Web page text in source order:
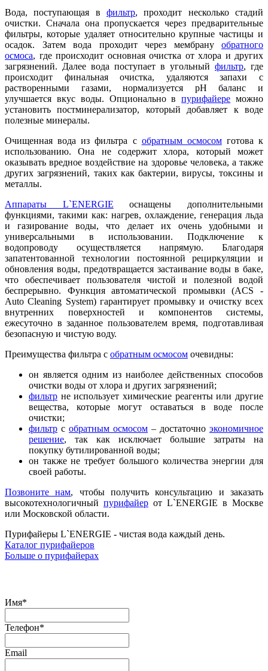
Вода, поступающая в фильтр, проходит несколько стадий
очистки. Сначала она пропускается через предварительные
фильтры, которые удаляет относительно крупные частицы и
осадок. Затем вода проходит через мембрану обратного
осмоса, где происходит основная очистка от хлора и других
загрязнений. Далее вода поступает в угольный фильтр, где
происходит финальная очистка, удаляются запахи с
растворенными газами, нормализуется pH баланс и
улучшается вкус воды. Опционально впурифайере можно
установить постминерализатор, который добавляет к воде
полезные минералы.
Очищенная вода из фильтра с обратным осмосомготова к
использованию. Она не содержит хлора, который может
оказывать вредное воздействие на здоровье человека, а также
других загрязнений, таких как бактерии, вирусы, токсины и
металлы.
Аппараты L`ENERGIE оснащены дополнительными
функциями, такими как: нагрев, охлаждение, генерация льда
и газирование воды, что делает их очень удобными и
универсальными в использовании. Подключение к
водопроводу осуществляется напрямую. Благодаря
запатентованной технологии постоянной рециркуляции и
обновления воды, предотвращается застаивание воды в баке,
что обеспечивает пользователя чистой и полезной водой
беспрерывно. Функция автоматической промывки (ACS -
Auto Cleaning System) гарантирует промывку и очистку всех
внутренних поверхностей и компонентов системы,
ежесуточно в заданное пользователем время, подготавливая
безопасную и чистую воду.
Преимущества фильтра с обратным осмосом очевидны:
он является одним из наиболее действенных способов
очистки воды от хлора и других загрязнений;
фильтр не использует химические реагенты или другие
вещества, которые могут оставаться в воде после
очистки;
фильтр с обратным осмосом – достаточно экономичное
решение, так как исключает большие затраты на
покупку бутилированной воды;
он также не требует большого количества энергии для
своей работы.
Позвоните нам, чтобы получить консультацию и заказать
высокотехнологичный пурифайер от L`ENERGIE в Москве
или Московской области.
Пурифайеры L`ENERGIE - чистая вода каждый день.
Каталог пурифайеров
Больше о пурифайерах
Имя*
Телефон*
Email